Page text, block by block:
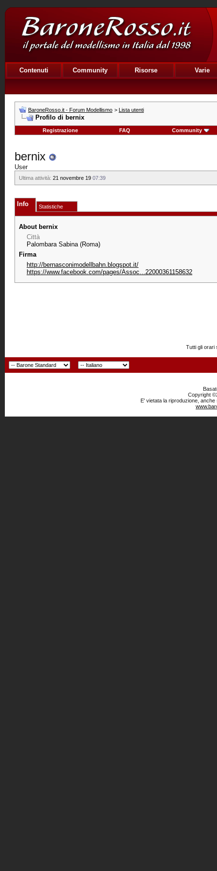
Contenuti Community Risorse Varie
BaroneRosso.it - Forum Modellismo > Lista utenti
Profilo di bernix
Registrazione FAQ Community
bernix
User
Ultima attività: 21 novembre 19 07:39
Info Statistiche
About bernix
Città
Palombara Sabina (Roma)
Firma
http://bernasconimodellbahn.blogspot.it/
https://www.facebook.com/pages/Assoc...22000361158632
Tutti gli orari
Copyright
E' vietata la riproduzione,